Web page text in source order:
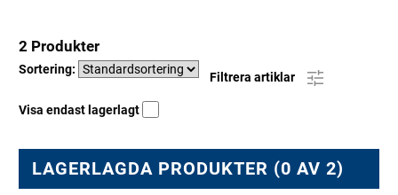
2 Produkter
Sortering:
Filtrera artiklar
Visa endast lagerlagt
LAGERLAGDA PRODUKTER (0 AV 2)